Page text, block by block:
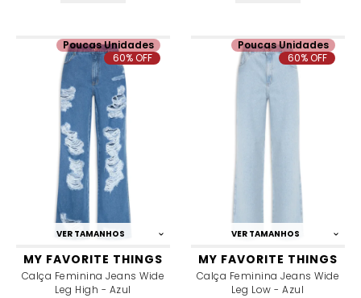
VER TAMANHOS
MY FAVORITE THINGS
Calça Feminina Jeans Wide
Leg High - Azul
Poucas Unidades
60% OFF
VER TAMANHOS
MY FAVORITE THINGS
Calça Feminina Jeans Wide
Leg Low - Azul
Poucas Unidades
60% OFF